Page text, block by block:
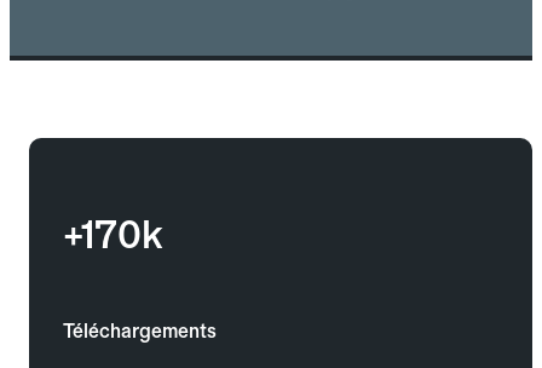
+170k
Téléchargements